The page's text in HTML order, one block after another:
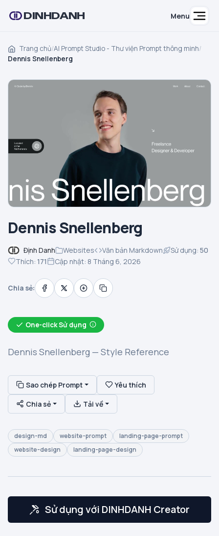
DINHDANH Menu
Trang chủ/AI Prompt Studio - Thư viện Prompt thông minh/
Dennis Snellenberg
Dennis Snellenberg
Định Danh Websites Văn bản Markdown Sử dụng: 50
Thích: 171 Cập nhật: 8 Tháng 6, 2026
Chia sẻ:
One-click Sử dụng
Dennis Snellenberg — Style Reference
Sao chép Prompt Yêu thích
Chia sẻ Tải về
design-md website-prompt
landing-page-prompt
website-design
landing-page-design
Sử dụng với DINHDANH Creator